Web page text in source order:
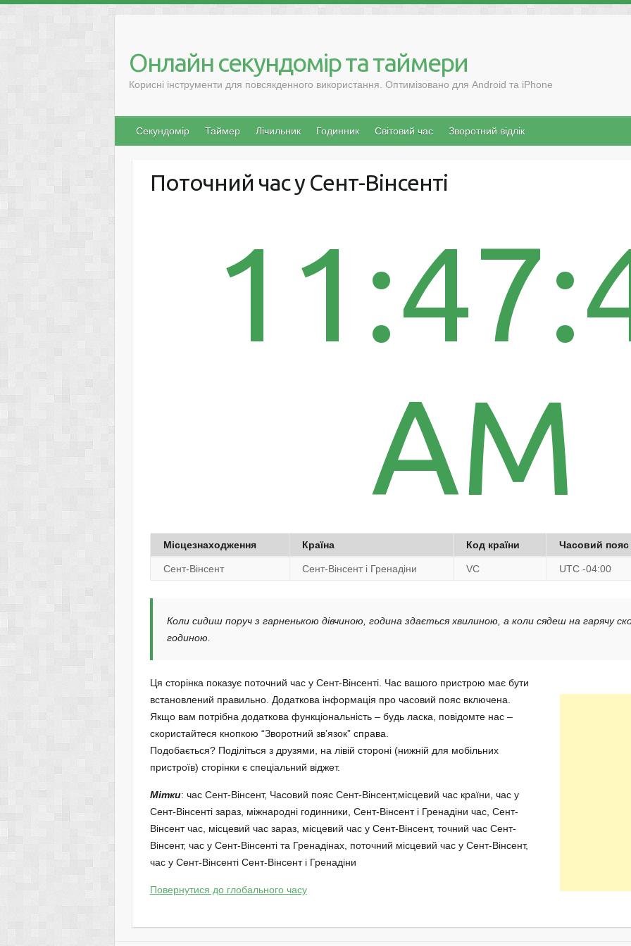
Онлайн секундомір та таймери
Корисні інструменти для повсякденного використання. Оптимізовано для Android та iPhone
Секундомір Таймер Лічильник Годинник Світовий час Зворотний відлік
Поточний час у Сент-Вінсенті
AM
Місцезнаходження Країна Код країни Часовий пояс
Сент-Вінсент Сент-Вінсент і Гренадіни VC UTC -04:00
Коли сидиш поруч з гарненькою дівчиною, година здається хвилиною, а коли сядеш на гарячу
годиною.
Ця сторінка показує поточний час у Сент-Вінсенті. Час вашого пристрою має бути
встановлений правильно. Додаткова інформація про часовий пояс включена.
Якщо вам потрібна додаткова функціональність – будь ласка, повідомте нас –
скористайтеся кнопкою “Зворотний зв’язок” справа.
Подобається? Поділіться з друзями, на лівій стороні (нижній для мобільних
пристроїв) сторінки є спеціальний віджет.
Мітки: час Сент-Вінсент, Часовий пояс Сент-Вінсент,місцевий час країни, час у
Сент-Вінсенті зараз, міжнародні годинники, Сент-Вінсент і Гренадіни час, Сент-
Вінсент час, місцевий час зараз, місцевий час у Сент-Вінсент, точний час Сент-
Вінсент, час у Сент-Вінсенті та Гренадінах, поточний місцевий час у Сент-Вінсент,
час у Сент-Вінсенті Сент-Вінсент і Гренадіни
Повернутися до глобального часу